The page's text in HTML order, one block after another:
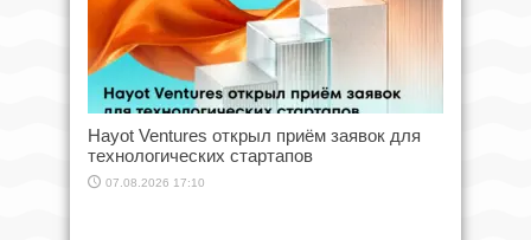
Hayot Ventures открыл приём заявок для
технологических стартапов
07.08.2026 17:10